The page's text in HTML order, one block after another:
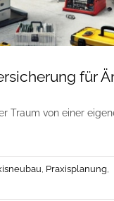
für
Traum von einer
, Praxisplanung,